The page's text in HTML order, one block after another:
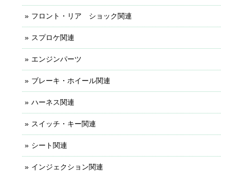
フロント・リア ショック関連
スプロケ関連
エンジンパーツ
ブレーキ・ホイール関連
ハーネス関連
スイッチ・キー関連
シート関連
インジェクション関連